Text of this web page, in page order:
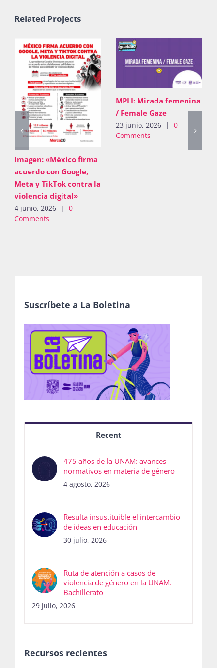
Related Projects
Imagen: «México firma
acuerdo con Google,
Meta y TikTok contra la
violencia digital»
4 junio, 2026 |
0
Comments
MPLI: Mirada femenina
/ Female Gaze
23 junio, 2026 |
0
Comments
Suscríbete a La Boletina
Recent
475 años de la UNAM: avances
normativos en materia de género
4 agosto, 2026
Resulta insustituible el intercambio
de ideas en educación
30 julio, 2026
Ruta de atención a casos de
violencia de género en la UNAM:
Bachillerato
29 julio, 2026
Recursos recientes